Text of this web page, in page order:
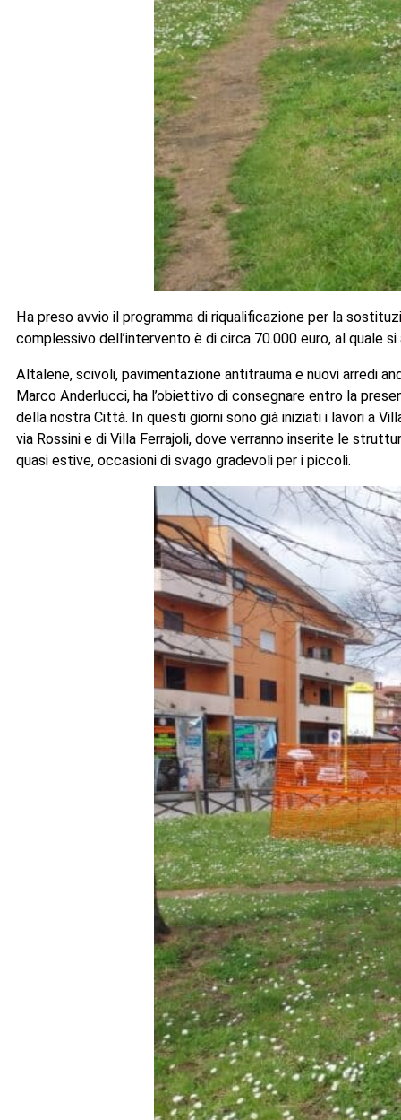
Ha preso avvio il programma di riqualificazione per la
complessivo dell’intervento è di circa 70.000 euro, al quale
Altalene, scivoli, pavimentazione antitrauma e nuovi arredi
Marco Anderlucci, ha l’obiettivo di consegnare entro la
della nostra Città. In questi giorni sono già iniziati i lavori a
via Rossini e di Villa Ferrajoli, dove verranno inserite le
quasi estive, occasioni di svago gradevoli per i piccoli.